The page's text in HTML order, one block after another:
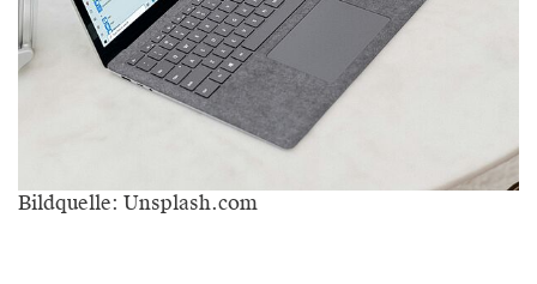
Bildquelle: Unsplash.com